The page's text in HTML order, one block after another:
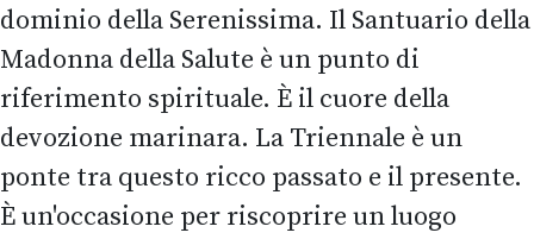
dominio della Serenissima. Il Santuario della
Madonna della Salute è un punto di
riferimento spirituale. È il cuore della
devozione marinara. La Triennale è un
ponte tra questo ricco passato e il presente.
È un'occasione per riscoprire un luogo